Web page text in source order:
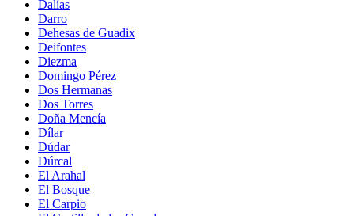
Dalías
Darro
Dehesas de Guadix
Deifontes
Diezma
Domingo Pérez
Dos Hermanas
Dos Torres
Doña Mencía
Dílar
Dúdar
Dúrcal
El Arahal
El Bosque
El Carpio